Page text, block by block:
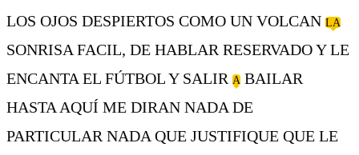
LOS OJOS DESPIERTOS COMO UN VOLCAN LA
SONRISA FACIL, DE HABLAR RESERVADO Y LE
ENCANTA EL FÚTBOL Y SALIR A BAILAR
HASTA AQUÍ ME DIRAN NADA DE
PARTICULAR NADA QUE JUSTIFIQUE QUE LE